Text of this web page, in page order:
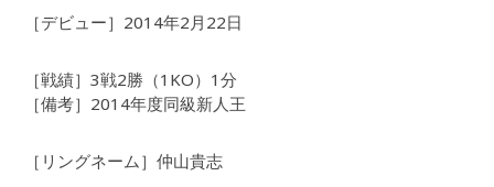
［デビュー］2014年2月22日
［戦績］3戦2勝（1KO）1分
［備考］2014年度同級新人王
［リングネーム］仲山貴志